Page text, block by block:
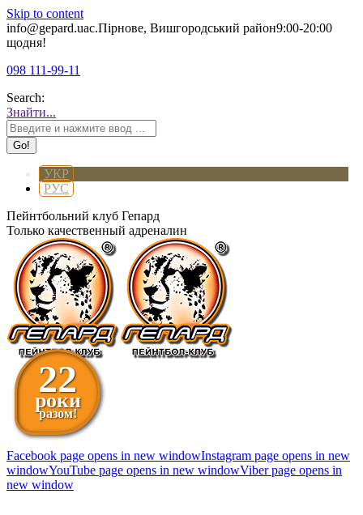
Skip to content
info@gepard.uaс.Пірнове, Вишгородський район9:00-20:00
щодня!
098 111-99-11
Search:
Знайти...
УКР
РУС
Пейнтбольний клуб Гепард
Только качественный адреналин
22
роки
разом!
Facebook page opens in new windowInstagram page opens in new
windowYouTube page opens in new windowViber page opens in
new window